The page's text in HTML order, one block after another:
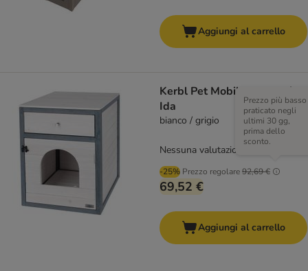
Aggiungi al carrello
Kerbl Pet Mobile per gatti
Ida
bianco / grigio
-25% Prezzo regolare92,69 €
Prezzo più basso
praticato negli
ultimi 30 gg,
prima dello
sconto.
69,52 €
Nessuna valutazione
Aggiungi al carrello